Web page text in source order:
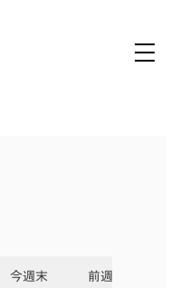
今週末
前週末